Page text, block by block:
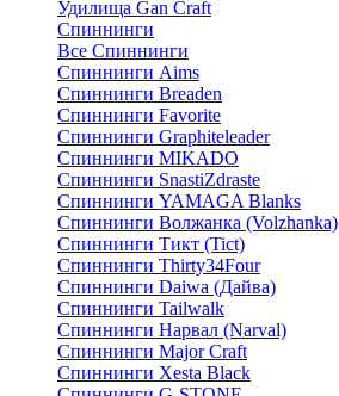
Удилища Gan Craft
Спиннинги
Все Спиннинги
Спиннинги Aims
Спиннинги Breaden
Спиннинги Favorite
Спиннинги Graphiteleader
Спиннинги MIKADO
Спиннинги SnastiZdraste
Спиннинги YAMAGA Blanks
Спиннинги Волжанка (Volzhanka)
Спиннинги Тикт (Tict)
Спиннинги Thirty34Four
Спиннинги Daiwa (Дайва)
Спиннинги Tailwalk
Спиннинги Нарвал (Narval)
Спиннинги Major Craft
Спиннинги Xesta Black